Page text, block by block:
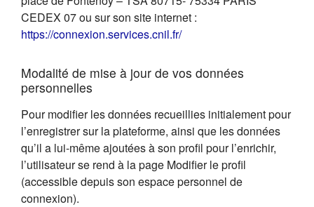
CEDEX 07 ou sur son site internet :
https://connexion.services.cnil.fr/(s'ouvre dans un nouvel
Modalité de mise à jour de vos données
personnelles
Pour modifier les données recueillies initialement pour
l’enregistrer sur la plateforme, ainsi que les données
qu’il a lui-même ajoutées à son profil pour l’enrichir,
l’utilisateur se rend à la page Modifier le profil
(accessible depuis son espace personnel de
connexion).